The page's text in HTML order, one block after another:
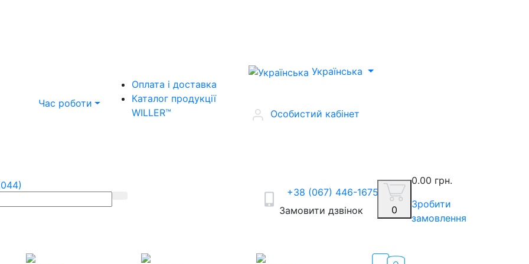
Час роботи
Оплата і доставка
Каталог продукції
WILLER™
Українська
Особистий кабінет
+38 (067) 446-1675
Замовити дзвінок
0
0.00 грн.
Зробити
замовлення